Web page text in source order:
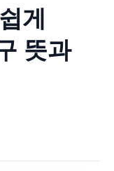
게
뜻과